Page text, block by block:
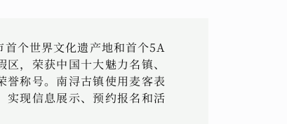
个世界文化遗产地和首个5A
，荣获中国十大魅力名镇、
誉称号。南浔古镇使用麦客表
实现信息展示、预约报名和活